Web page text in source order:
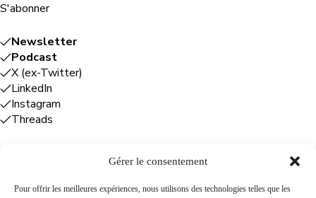
Gérer le consentement
Pour offrir les meilleures expériences, nous utilisons des technologies telles que les
S'abonner
Newsletter
Podcast
X (ex-Twitter)
LinkedIn
Instagram
Threads